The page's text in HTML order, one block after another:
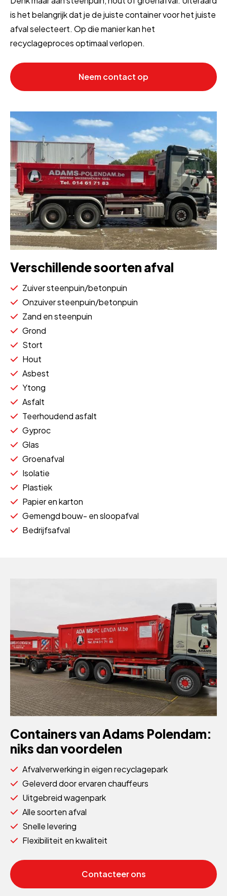
is het belangrijk dat je de juiste container voor het juiste
afval selecteert. Op die manier kan het
recyclageproces optimaal verlopen.
Neem contact op
Verschillende soorten afval
Zuiver steenpuin/betonpuin
Onzuiver steenpuin/betonpuin
Zand en steenpuin
Grond
Stort
Hout
Asbest
Ytong
Asfalt
Teerhoudend asfalt
Gyproc
Glas
Groenafval
Isolatie
Plastiek
Papier en karton
Gemengd bouw- en sloopafval
Bedrijfsafval
Containers van Adams Polendam:
niks dan voordelen
Afvalverwerking in eigen recyclagepark
Geleverd door ervaren chauffeurs
Uitgebreid wagenpark
Alle soorten afval
Snelle levering
Flexibiliteit en kwaliteit
Contacteer ons